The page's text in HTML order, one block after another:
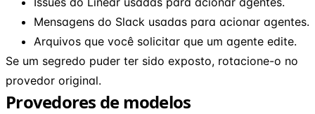
Mensagens do Slack usadas para acionar agentes.
Arquivos que você solicitar que um agente edite.
Se um segredo puder ter sido exposto, rotacione-o no
provedor original.
Provedores de modelos